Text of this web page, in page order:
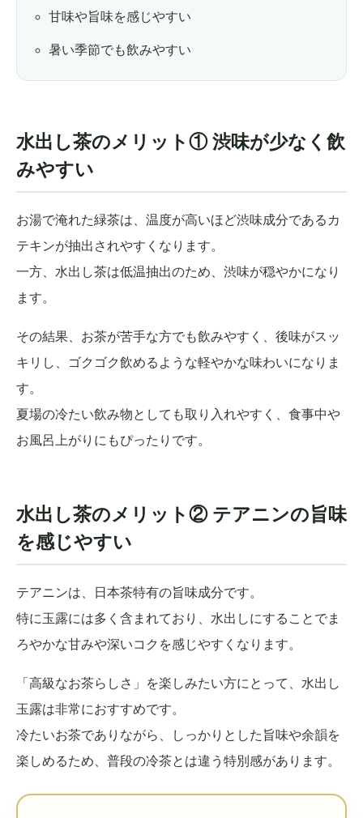
甘味や旨味を感じやすい
暑い季節でも飲みやすい
水出し茶のメリット① 渋味が少なく飲
みやすい
お湯で淹れた緑茶は、温度が高いほど渋味成分であるカ
テキンが抽出されやすくなります。
一方、水出し茶は低温抽出のため、渋味が穏やかになり
ます。
その結果、お茶が苦手な方でも飲みやすく、後味がスッ
キリし、ゴクゴク飲めるような軽やかな味わいになりま
す。
夏場の冷たい飲み物としても取り入れやすく、食事中や
お風呂上がりにもぴったりです。
水出し茶のメリット② テアニンの旨味
を感じやすい
テアニンは、日本茶特有の旨味成分です。
特に玉露には多く含まれており、水出しにすることでま
ろやかな甘みや深いコクを感じやすくなります。
「高級なお茶らしさ」を楽しみたい方にとって、水出し
玉露は非常におすすめです。
冷たいお茶でありながら、しっかりとした旨味や余韻を
楽しめるため、普段の冷茶とは違う特別感があります。